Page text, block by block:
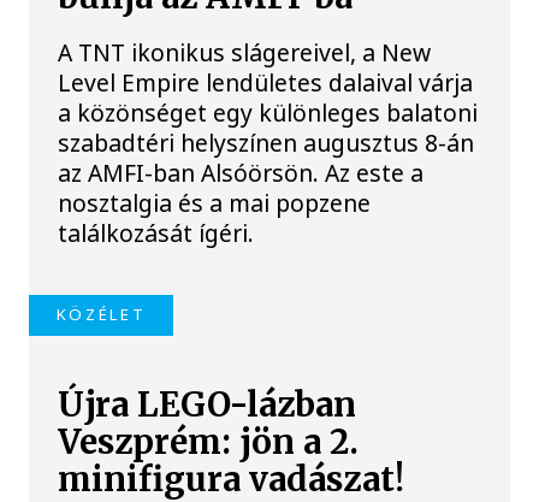
A TNT ikonikus slágereivel, a New
Level Empire lendületes dalaival várja
a közönséget egy különleges balatoni
szabadtéri helyszínen augusztus 8-án
az AMFI-ban Alsóörsön. Az este a
nosztalgia és a mai popzene
találkozását ígéri.
KÖZÉLET
Újra LEGO-lázban
Veszprém: jön a 2.
minifigura vadászat!